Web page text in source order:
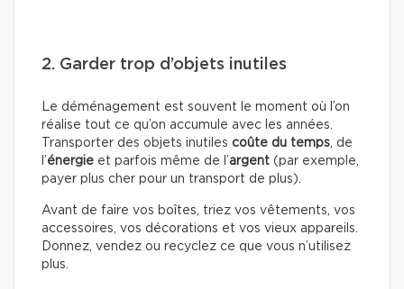
2. Garder trop d’objets inutiles
Le déménagement est souvent le moment où l’on
réalise tout ce qu’on accumule avec les années.
Transporter des objets inutiles coûte du temps, de
l’énergie et parfois même de l’argent (par exemple,
payer plus cher pour un transport de plus).
Avant de faire vos boîtes, triez vos vêtements, vos
accessoires, vos décorations et vos vieux appareils.
Donnez, vendez ou recyclez ce que vous n’utilisez
plus.